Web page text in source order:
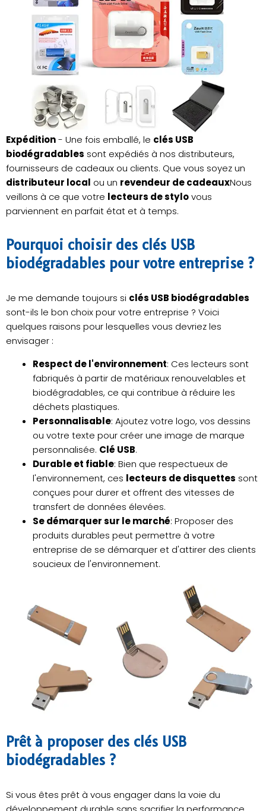
Expédition- Une fois emballé, le clés USB
biodégradables sont expédiés à nos distributeurs,
fournisseurs de cadeaux ou clients. Que vous soyez un
distributeur local ou un revendeur de cadeauxNous
veillons à ce que votre lecteurs de stylovous
parviennent en parfait état et à temps.
Pourquoi choisir des clés USB
biodégradables pour votre entreprise ?
Je me demande toujours si clés USB biodégradables
sont-ils le bon choix pour votre entreprise ? Voici
quelques raisons pour lesquelles vous devriez les
envisager :
Respect de l'environnement: Ces lecteurs sont
fabriqués à partir de matériaux renouvelables et
biodégradables, ce qui contribue à réduire les
déchets plastiques.
Personnalisable: Ajoutez votre logo, vos dessins
ou votre texte pour créer une image de marque
personnalisée. Clé USB.
Durable et fiable: Bien que respectueux de
l'environnement, ces lecteurs de disquettes sont
conçues pour durer et offrent des vitesses de
transfert de données élevées.
Se démarquer sur le marché: Proposer des
produits durables peut permettre à votre
entreprise de se démarquer et d'attirer des clients
soucieux de l'environnement.
Prêt à proposer des clés USB
biodégradables ?
Si vous êtes prêt à vous engager dans la voie du